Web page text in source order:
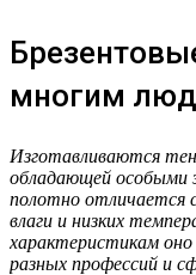
многим
Изготавливаются
обладающей особыми
полотно отличается
влаги и низких
характеристикам
разных профессий и